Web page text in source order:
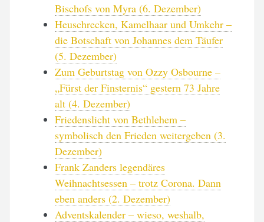
Bischofs von Myra (6. Dezember)
Heuschrecken, Kamelhaar und Umkehr –
die Botschaft von Johannes dem Täufer
(5. Dezember)
Zum Geburtstag von Ozzy Osbourne –
„Fürst der Finsternis“ gestern 73 Jahre
alt (4. Dezember)
Friedenslicht von Bethlehem –
symbolisch den Frieden weitergeben (3.
Dezember)
Frank Zanders legendäres
Weihnachtsessen – trotz Corona. Dann
eben anders (2. Dezember)
Adventskalender – wieso, weshalb,